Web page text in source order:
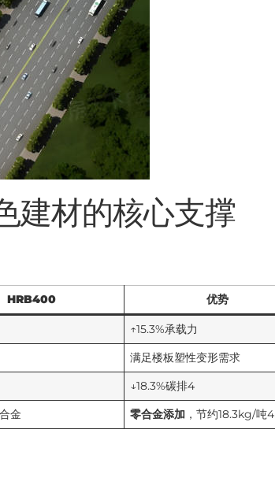
建材的核心支撑
HRB400 优势
↑15.3%承载力
满足楼板塑性变形需求
↓18.3%碳排4
金 零合金添加 ，节约18.3kg/吨4